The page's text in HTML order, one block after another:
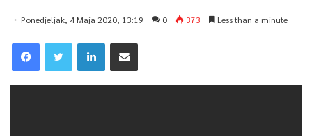
Ponedjeljak, 4 Maja 2020, 13:19 0 373 Less than a minute